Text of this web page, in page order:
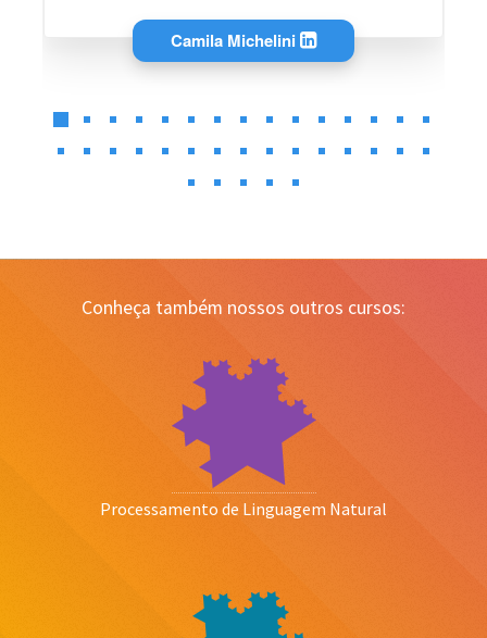
Conheça também nossos outros cursos:
Processamento de Linguagem Natural